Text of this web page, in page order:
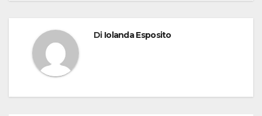
Di Iolanda Esposito